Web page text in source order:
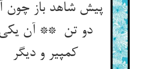
پیش شاهد باز چون
دو تن ** آن
کمپیر و دیگر